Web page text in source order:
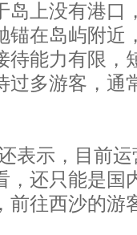
岛上没有港口
锚在岛屿附近
待能力有限，
过多游客，通
表示，目前
，还只能是国
前往西沙的游